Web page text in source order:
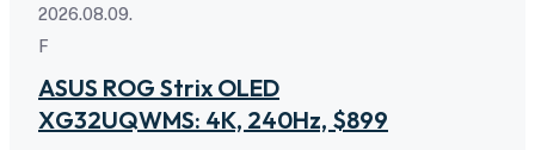
2026.08.09.
F
ASUS ROG Strix OLED
XG32UQWMS: 4K, 240Hz, $899